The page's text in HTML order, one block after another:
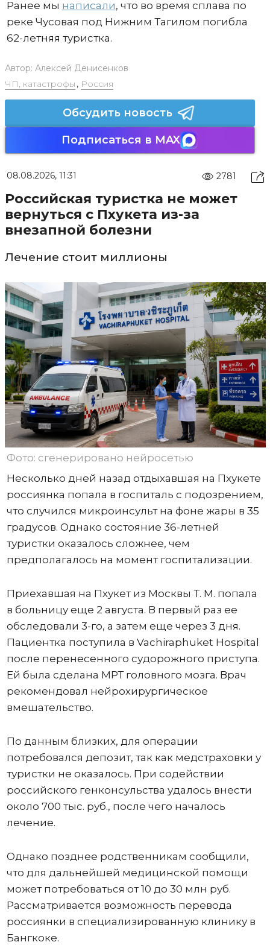
Ранее мы написали, что во время сплава по
реке Чусовая под Нижним Тагилом погибла
62-летняя туристка.
Автор: Алексей Денисенков
ЧП, катастрофы , Россия
Обсудить новость
Подписаться в MAX
08.08.2026, 11:31 2781
Российская туристка не может
вернуться с Пхукета из-за
внезапной болезни
Лечение стоит миллионы
Фото: сгенерировано нейросетью
Несколько дней назад отдыхавшая на Пхукете
россиянка попала в госпиталь с подозрением,
что случился микроинсульт на фоне жары в 35
градусов. Однако состояние 36-летней
туристки оказалось сложнее, чем
предполагалось на момент госпитализации.
Приехавшая на Пхукет из Москвы Т. М. попала
в больницу еще 2 августа. В первый раз ее
обследовали 3-го, а затем еще через 3 дня.
Пациентка поступила в Vachiraphuket Hospital
после перенесенного судорожного приступа.
Ей была сделана МРТ головного мозга. Врач
рекомендовал нейрохирургическое
вмешательство.
По данным близких, для операции
потребовался депозит, так как медстраховки у
туристки не оказалось. При содействии
российского генконсульства удалось внести
около 700 тыс. руб., после чего началось
лечение.
Однако позднее родственникам сообщили,
что для дальнейшей медицинской помощи
может потребоваться от 10 до 30 млн руб.
Рассматривается возможность перевода
россиянки в специализированную клинику в
Бангкоке.